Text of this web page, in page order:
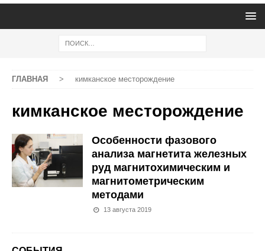
ГЛАВНАЯ > кимканское месторождение
кимканское месторождение
Особенности фазового
анализа магнетита железных
руд магнитохимическим и
магнитометрическим
методами
13 августа 2019